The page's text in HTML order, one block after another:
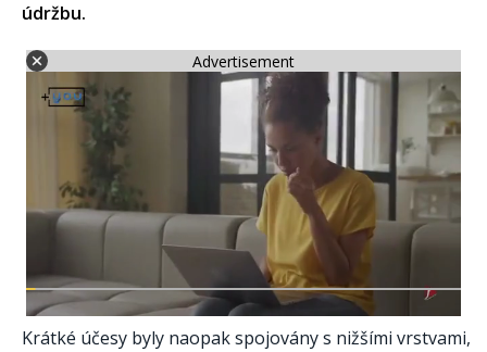
údržbu.
Advertisement
Krátké účesy byly naopak spojovány s nižšími vrstvami,